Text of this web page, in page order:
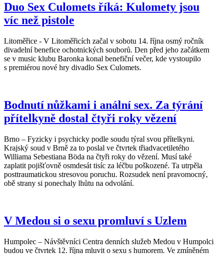
Duo Sex Culomets říká: Kulomety jsou
víc než pistole
Litoměřice - V Litoměřicích začal v sobotu 14. října osmý ročník
divadelní benefice ochotnických souborů. Den před jeho začátkem
se v music klubu Baronka konal benefiční večer, kde vystoupilo
s premiérou nové hry divadlo Sex Culomets.
Bodnutí nůžkami i anální sex. Za týrání
přítelkyně dostal čtyři roky vězení
Brno – Fyzicky i psychicky podle soudu týral svou přítelkyni.
Krajský soud v Brně za to poslal ve čtvrtek třiadvacetiletého
Williama Sebestiana Böda na čtyři roky do vězení. Musí také
zaplatit pojišťovně osmdesát tisíc za léčbu poškozené. Ta utrpěla
posttraumatickou stresovou poruchu. Rozsudek není pravomocný,
obě strany si ponechaly lhůtu na odvolání.
V Medou si o sexu promluví s Uzlem
Humpolec – Návštěvníci Centra denních služeb Medou v Humpolci
budou ve čtvrtek 12. října mluvit o sexu s humorem. Ve zmíněném